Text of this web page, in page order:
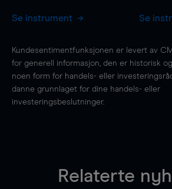
Se instrument Se
Kundesentimentfunksjonen er levert av
for generell informasjon, den er historisk
noen form for handels- eller
danne grunnlaget for dine handels- eller
investeringsbeslutninger.
Relaterte